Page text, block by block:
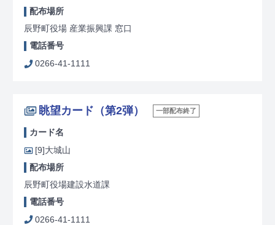
配布場所
辰野町役場 産業振興課 窓口
電話番号
0266-41-1111
眺望カード（第2弾） 一部配布終了
カード名
[9]大城山
配布場所
辰野町役場建設水道課
電話番号
0266-41-1111